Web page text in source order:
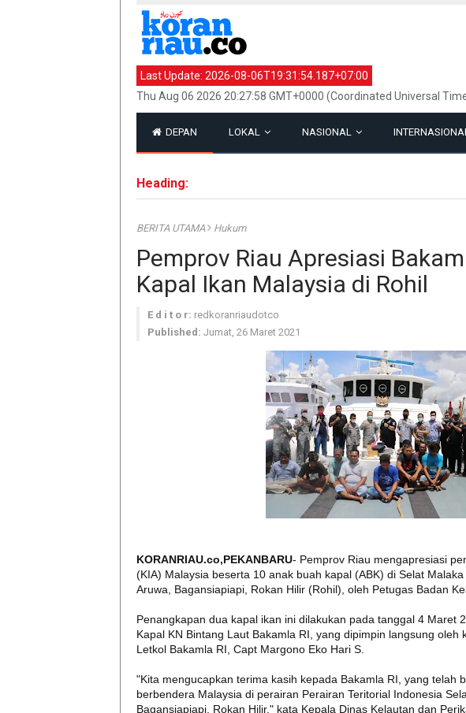
Last Update: 2026-08-06T19:31:54.187+07:00
Thu Aug 06 2026 20:27:58 GMT+0000 (Coordinated Universal
DEPAN LOKAL NASIONAL
Heading:
BERITA UTAMA Hukum
Pemprov Riau Apresiasi
Kapal Ikan Malaysia di Rohil
E d i t o r: redkoranriaudotco
Published: Jumat, 26 Maret 2021
KORANRIAU.co,PEKANBARU- Pemprov Riau mengapresiasi
(KIA) Malaysia beserta 10 anak buah kapal (ABK) di Selat
Aruwa, Bagansiapiapi, Rokan Hilir (Rohil), oleh Petugas Badan
Penangkapan dua kapal ikan ini dilakukan pada tanggal 4 Maret
Kapal KN Bintang Laut Bakamla RI, yang dipimpin langsung oleh
Letkol Bakamla RI, Capt Margono Eko Hari S.
"Kita mengucapkan terima kasih kepada Bakamla RI, yang telah
berbendera Malaysia di perairan Perairan Teritorial Indonesia
Bagansiapiapi, Rokan Hilir," kata Kepala Dinas Kelautan dan